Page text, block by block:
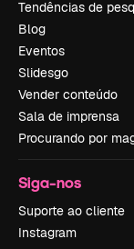
Tendências de
Blog
Eventos
Slidesgo
Vender conteúdo
Sala de imprensa
Procurando por
Siga-nos
Suporte ao cliente
Instagram